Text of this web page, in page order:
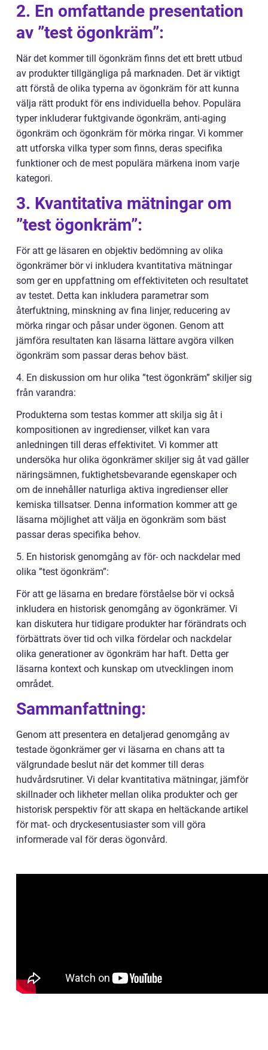
2. En omfattande presentation
av ”test ögonkräm”:
När det kommer till ögonkräm finns det ett brett utbud
av produkter tillgängliga på marknaden. Det är viktigt
att förstå de olika typerna av ögonkräm för att kunna
välja rätt produkt för ens individuella behov. Populära
typer inkluderar fuktgivande ögonkräm, anti-aging
ögonkräm och ögonkräm för mörka ringar. Vi kommer
att utforska vilka typer som finns, deras specifika
funktioner och de mest populära märkena inom varje
kategori.
3. Kvantitativa mätningar om
”test ögonkräm”:
För att ge läsaren en objektiv bedömning av olika
ögonkrämer bör vi inkludera kvantitativa mätningar
som ger en uppfattning om effektiviteten och resultatet
av testet. Detta kan inkludera parametrar som
återfuktning, minskning av fina linjer, reducering av
mörka ringar och påsar under ögonen. Genom att
jämföra resultaten kan läsarna lättare avgöra vilken
ögonkräm som passar deras behov bäst.
4. En diskussion om hur olika ”test ögonkräm” skiljer sig
från varandra:
Produkterna som testas kommer att skilja sig åt i
kompositionen av ingredienser, vilket kan vara
anledningen till deras effektivitet. Vi kommer att
undersöka hur olika ögonkrämer skiljer sig åt vad gäller
näringsämnen, fuktighetsbevarande egenskaper och
om de innehåller naturliga aktiva ingredienser eller
kemiska tillsatser. Denna information kommer att ge
läsarna möjlighet att välja en ögonkräm som bäst
passar deras specifika behov.
5. En historisk genomgång av för- och nackdelar med
olika ”test ögonkräm”:
För att ge läsarna en bredare förståelse bör vi också
inkludera en historisk genomgång av ögonkrämer. Vi
kan diskutera hur tidigare produkter har förändrats och
förbättrats över tid och vilka fördelar och nackdelar
olika generationer av ögonkräm har haft. Detta ger
läsarna kontext och kunskap om utvecklingen inom
området.
Sammanfattning:
Genom att presentera en detaljerad genomgång av
testade ögonkrämer ger vi läsarna en chans att ta
välgrundade beslut när det kommer till deras
hudvårdsrutiner. Vi delar kvantitativa mätningar, jämför
skillnader och likheter mellan olika produkter och ger
historisk perspektiv för att skapa en heltäckande artikel
för mat- och dryckesentusiaster som vill göra
informerade val för deras ögonvård.